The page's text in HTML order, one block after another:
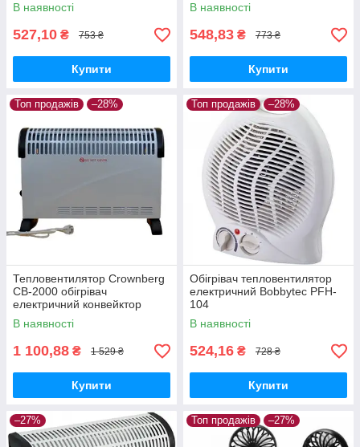
В наявності
527,10 ₴ 753 ₴
Купити
В наявності
548,83 ₴ 773 ₴
Купити
Топ продажів –28%
Тепловентилятор Crownberg
CB-2000 обігрівач
електричний конвейктор
Білий
В наявності
1 100,88 ₴ 1 529 ₴
Купити
Топ продажів –28%
Обігрівач тепловентилятор
електричний Bobbytec PFH-
104
В наявності
524,16 ₴ 728 ₴
Купити
–27% Топ продажів –27%